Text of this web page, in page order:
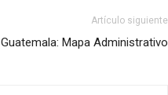
Artículo siguiente
Guatemala: Mapa Administrativo